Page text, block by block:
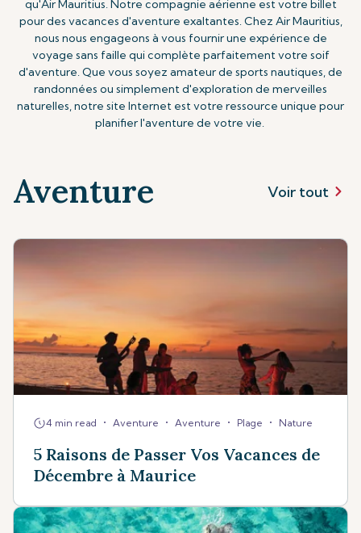
qu'Air Mauritius. Notre compagnie aérienne est votre billet
pour des vacances d'aventure exaltantes. Chez Air Mauritius,
nous nous engageons à vous fournir une expérience de
voyage sans faille qui complète parfaitement votre soif
d'aventure. Que vous soyez amateur de sports nautiques, de
randonnées ou simplement d'exploration de merveilles
naturelles, notre site Internet est votre ressource unique pour
planifier l'aventure de votre vie.
Aventure Voir tout
4 min read • Aventure • Aventure • Plage • Nature
5 Raisons de Passer Vos Vacances de
Décembre à Maurice